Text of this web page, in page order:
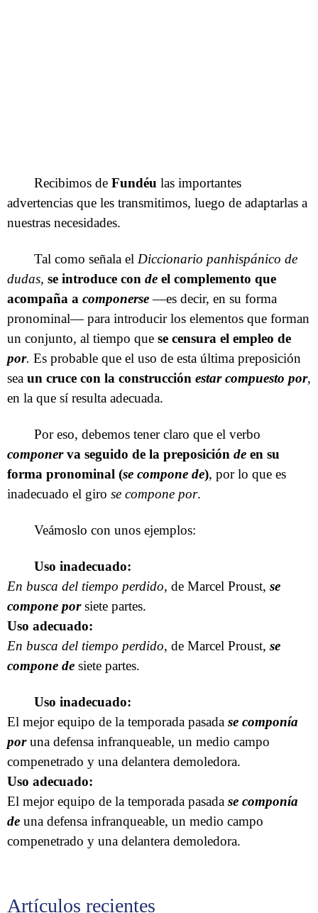
Artículos recientes
Recibimos deFundéu las importantes
advertencias que les transmitimos, luego de adaptarlas a
nuestras necesidades.
Tal como señala el Diccionario panhispánico de
dudas, se introduce con de el complemento que
acompaña a componerse—es decir, en su forma
pronominal— para introducir los elementos que forman
un conjunto, al tiempo que se censura el empleo de
por. Es probable que el uso de esta última preposición
sea un cruce con la construcción estar compuesto por,
en la que sí resulta adecuada.
Por eso, debemos tener claro que el verbo
componerva seguido de la preposición de en su
forma pronominal (se compone de), por lo que es
inadecuado el giro se compone por.
Veámoslo con unos ejemplos:
Uso inadecuado:
En busca del tiempo perdido, de Marcel Proust, se
compone porsiete partes.
Uso adecuado:
En busca del tiempo perdido, de Marcel Proust, se
compone de siete partes.
Uso inadecuado:
El mejor equipo de la temporada pasada se componía
poruna defensa infranqueable, un medio campo
compenetrado y una delantera demoledora.
Uso adecuado:
El mejor equipo de la temporada pasada se componía
de una defensa infranqueable, un medio campo
compenetrado y una delantera demoledora.